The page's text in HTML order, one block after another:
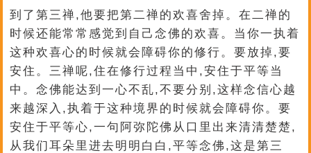
到了第三禅,他要把第二禅的欢喜舍掉。在二禅的
时候还能常常感觉到自己念佛的欢喜。当你一执着
这种欢喜心的时候就会障碍你的修行。要放掉,要
安住。三禅呢,住在修行过程当中,安住于平等当
中。念佛能达到一心不乱,不要分别,这样念信心越
来越深入,执着于这种境界的时候就会障碍你。要
安住于平等心,一句阿弥陀佛从口里出来清清楚楚,
从我们耳朵里进去明明白白,平等念佛,这是第三